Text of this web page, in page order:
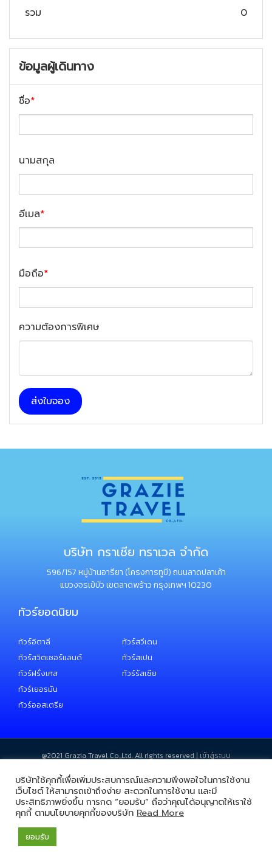
รวม
0
ข้อมูลผู้เดินทาง
ชื่อ*
นามสกุล
อีเมล*
มือถือ*
ความต้องการพิเศษ
ส่งใบจอง
บริษัท กราเซีย ทราเวล จำกัด
596/157 หมู่บ้านอารียา (โครงการทูบี) ถนนลาดปลาเค้า
แขวงจรเข้บัว เขตลาดพร้าว กรุงเทพฯ 10230
ทัวร์ยอดนิยม
ทัวร์อิตาลี
ทัวร์สวิตเซอร์แลนด์
ทัวร์ฝรั่งเศส
ทัวร์เยอรมัน
ทัวร์ออสเตรีย
ทัวร์สวีเดน
ทัวร์สเปน
ทัวร์รัสเซีย
@2021 ​Grazia Travel Co.,Ltd. All rights reserved |เข้าสู่ระบบ
บริษัทใช้คุกกี้เพื่อเพิ่มประสบการณ์และความพึงพอใจในการใช้งาน
เว็บไซต์ ให้สามารถเข้าถึงง่าย สะดวกในการใช้งาน และมี
ประสิทธิภาพยิ่งขึ้น การกด “ยอมรับ” ถือว่าคุณได้อนุญาตให้เราใช้
คุกกี้ ตามนโยบายคุกกี้ของบริษัท Read More
ยอมรับ